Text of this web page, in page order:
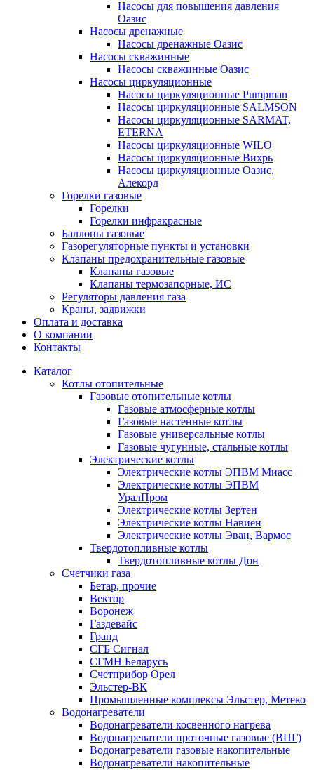
Насосы для повышения давления
Оазис
Насосы дренажные
Насосы дренажные Оазис
Насосы скважинные
Насосы скважинные Оазис
Насосы циркуляционные
Насосы циркуляционные Pumpman
Насосы циркуляционные SALMSON
Насосы циркуляционные SARMAT,
ETERNA
Насосы циркуляционные WILO
Насосы циркуляционные Вихрь
Насосы циркуляционные Оазис,
Алекорд
Горелки газовые
Горелки
Горелки инфракрасные
Баллоны газовые
Газорегуляторные пункты и установки
Клапаны предохранительные газовые
Клапаны газовые
Клапаны термозапорные, ИС
Регуляторы давления газа
Краны, задвижки
Оплата и доставка
О компании
Контакты
Каталог
Котлы отопительные
Газовые отопительные котлы
Газовые атмосферные котлы
Газовые настенные котлы
Газовые универсальные котлы
Газовые чугунные, стальные котлы
Электрические котлы
Электрические котлы ЭПВМ Миасс
Электрические котлы ЭПВМ
УралПром
Электрические котлы Зертен
Электрические котлы Навиен
Электрические котлы Эван, Вармос
Твердотопливные котлы
Твердотопливные котлы Дон
Счетчики газа
Бетар, прочие
Вектор
Воронеж
Газдевайс
Гранд
СГБ Сигнал
СГМН Беларусь
Счетприбор Орел
Эльстер-ВК
Промышленные комплексы Эльстер, Метеко
Водонагреватели
Водонагреватели косвенного нагрева
Водонагреватели проточные газовые (ВПГ)
Водонагреватели газовые накопительные
Водонагреватели накопительные